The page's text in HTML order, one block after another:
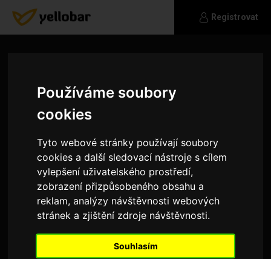
Používáme soubory
cookies
Tyto webové stránky používají soubory
cookies a další sledovací nástroje s cílem
vylepšení uživatelského prostředí,
zobrazení přizpůsobeného obsahu a
reklam, analýzy návštěvnosti webových
stránek a zjištění zdroje návštěvnosti.
Souhlasím
Registrovat
alena_12345
Mám ráda stolní tenis.Výlety.Hledám muže který